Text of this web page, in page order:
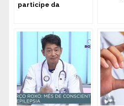
participe da